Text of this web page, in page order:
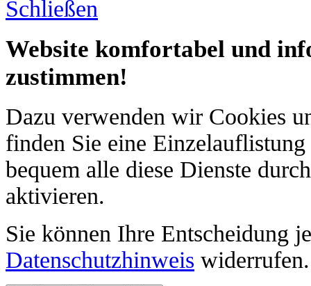
Schließen
Website komfortabel und
zustimmen!
Dazu verwenden wir Cookies
finden Sie eine
bequem alle diese Dienste
aktivieren.
Sie können Ihre Entscheidung
Datenschutzhinweis widerrufen.